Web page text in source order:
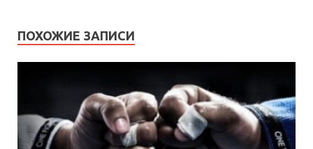
ПОХОЖИЕ ЗАПИСИ